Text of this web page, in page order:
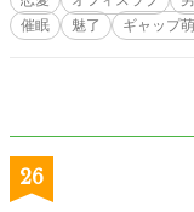
催眠
魅了 ギャップ萌
26